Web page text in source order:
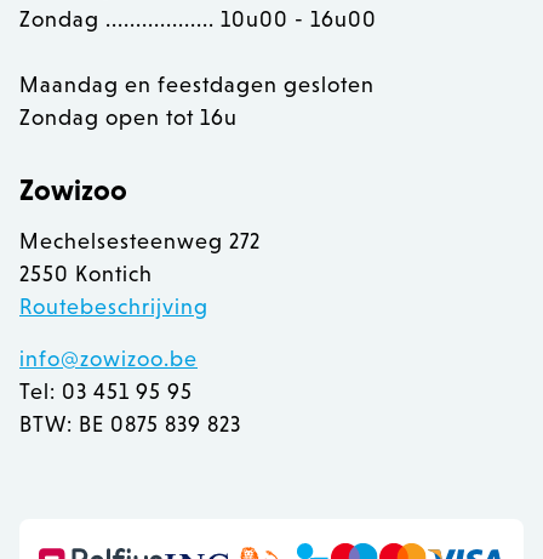
Zondag .................. 10u00 - 16u00
Maandag en feestdagen gesloten
Zondag open tot 16u
Zowizoo
Mechelsesteenweg 272
2550 Kontich
Routebeschrijving
info@zowizoo.be
Tel: 03 451 95 95
BTW: BE 0875 839 823
recently_viewed_product